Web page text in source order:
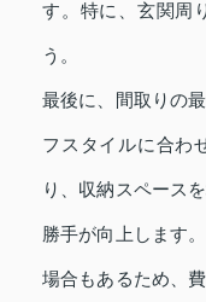
す。特に、玄関周
う。
最後に、間取りの
フスタイルに合わ
り、収納スペース
勝手が向上します
場合もあるため、